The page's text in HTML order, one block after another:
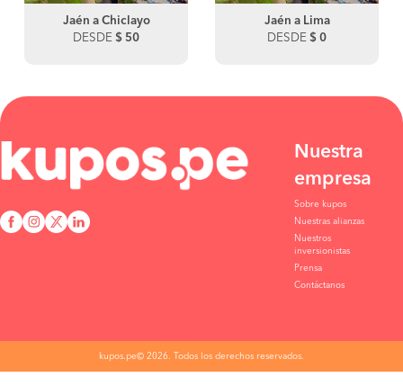
Jaén a Chiclayo
DESDE $ 50
Jaén a Lima
DESDE $ 0
Nuestra
empresa
Sobre kupos
Nuestras alianzas
Nuestros
inversionistas
Prensa
Contáctanos
kupos.pe© 2026. Todos los derechos reservados.